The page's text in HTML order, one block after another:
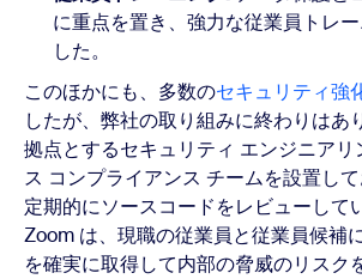
に重点を置き、強力な従業員トレ
した。
このほかにも、多数のセキュリティ強
したが、弊社の取り組みに終わりはあ
拠点とするセキュリティ エンジニアリ
ス コンプライアンス チームを設置し
定期的にソースコードをレビューして
Zoom は、現職の従業員と従業員候補
を確実に取得して内部の脅威のリスク